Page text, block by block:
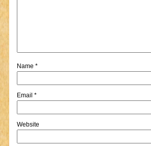
Name *
Email *
Website